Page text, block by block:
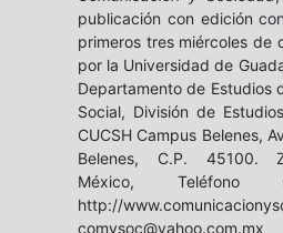
publicación con edición
primeros tres miércoles de
por la Universidad de
Departamento de Estudios
Social, División de
CUCSH Campus Belenes,
Belenes, C.P. 45100.
México, Teléfono
http://